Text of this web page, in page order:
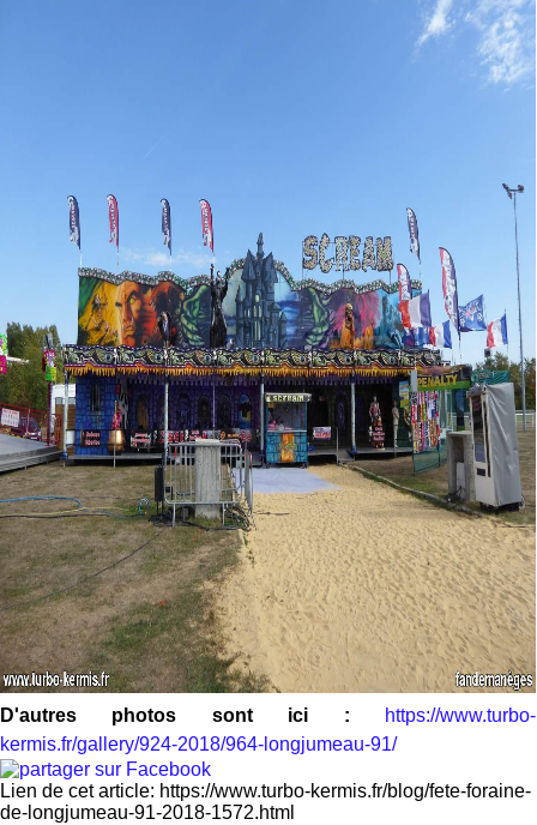
D'autres photos sont ici :
https://www.turbo-
kermis.fr/gallery/924-2018/964-longjumeau-91/
Lien de cet article: https://www.turbo-kermis.fr/blog/fete-foraine-
de-longjumeau-91-2018-1572.html